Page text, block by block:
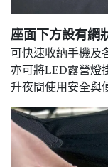
座面下方設有網
可快速收納手機及
亦可將LED露營燈
升夜間使用安全與